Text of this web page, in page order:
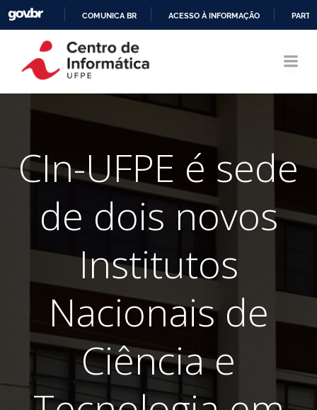
CONTEÚDO
COMUNICA BR ACESSO À INFORMAÇÃO
CIn-UFPE é sede
de dois novos
Institutos
Nacionais de
Ciência e